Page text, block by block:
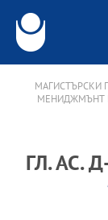
МАГИСТЪРСКИ
МЕНИДЖМЪНТ
ГЛ. АС.